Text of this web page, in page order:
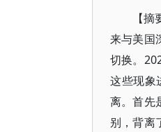
【
来与美国
切换。
这些现象
离。首先
别，背离